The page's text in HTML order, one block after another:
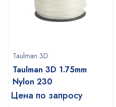
Taulman 3D
Taulman 3D 1.75mm
Nylon 230
Цена по запросу